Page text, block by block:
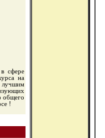
сфере
на
лучшим
общего
!